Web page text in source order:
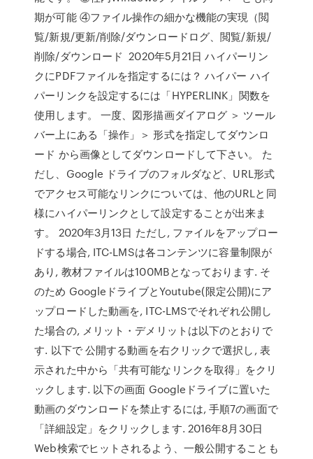
期が可能 ④ファイル操作の細かな機能の実現（閲
覧/新規/更新/削除/ダウンロードログ、閲覧/新規/
削除/ダウンロード 2020年5月21日 ハイパーリン
クにPDFファイルを指定するには？ ハイパー ハイ
パーリンクを設定するには「HYPERLINK」関数を
使用します。 一度、図形描画ダイアログ ＞ ツール
バー上にある「操作」＞ 形式を指定してダウンロ
ード から画像としてダウンロードして下さい。 た
だし、Google ドライブのフォルダなど、URL形式
でアクセス可能なリンクについては、他のURLと同
様にハイパーリンクとして設定することが出来ま
す。 2020年3月13日 ただし, ファイルをアップロー
ドする場合, ITC-LMSは各コンテンツに容量制限が
あり, 教材ファイルは100MBとなっております. そ
のため GoogleドライブとYoutube(限定公開)にア
ップロードした動画を, ITC-LMSでそれぞれ公開し
た場合の, メリット・デメリットは以下のとおりで
す. 以下で 公開する動画を右クリックで選択し, 表
示された中から「共有可能なリンクを取得」をクリ
ックします. 以下の画面 Googleドライブに置いた
動画のダウンロードを禁止するには, 手順7の画面で
「詳細設定」をクリックします. 2016年8月30日
Web検索でヒットされるよう、一般公開することも